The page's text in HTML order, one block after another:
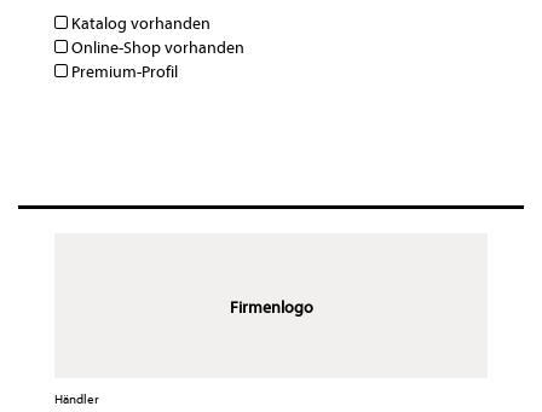
Katalog vorhanden
Online-Shop vorhanden
Premium-Profil
Firmenlogo
Händler